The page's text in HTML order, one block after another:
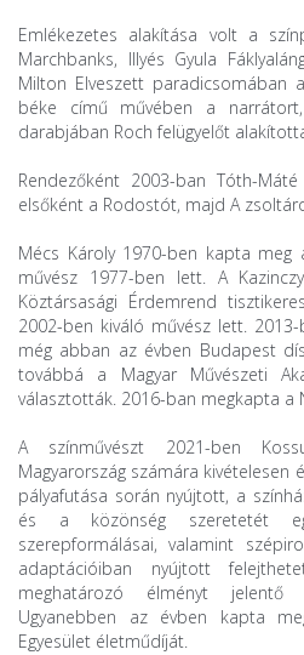
Emlékezetes alakítása volt a
Marchbanks, Illyés Gyula
Milton Elveszett paradicsomában
béke című művében a
darabjában Roch felügyelőt
Rendezőként 2003-ban Tóth-
elsőként a Rodostót, majd A
Mécs Károly 1970-ben kapta meg
művész 1977-ben lett. A
Köztársasági Érdemrend
2002-ben kiváló művész lett.
még abban az évben Budapest
továbbá a Magyar Művészeti
választották. 2016-ban megkapta a
A színművészt 2021-ben
Magyarország számára kivételesen
pályafutása során nyújtott, a
és a közönség szeretetét
szerepformálásai, valamint
adaptációiban nyújtott
meghatározó élményt jelentő
Ugyanebben az évben kapta
Egyesület életműdíját.